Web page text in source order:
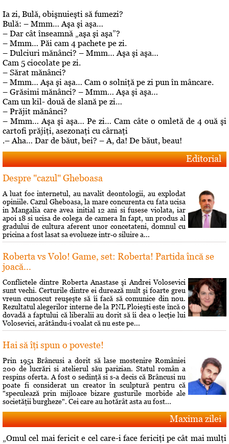
Ia zi, Bulă, obişnuieşti să fumezi?
Bulă: – Mmm… Aşa şi aşa…
– Dar cât înseamnă „aşa şi aşa”?
– Mmm… Păi cam 4 pachete pe zi.
– Dulciuri mănânci? – Mmm… Aşa şi aşa…
Cam 5 ciocolate pe zi.
– Sărat mănânci?
– Mmm… Aşa şi aşa… Cam o solniţă pe zi pun în mâncare.
– Grăsimi mănânci? – Mmm… Aşa şi aşa…
Cam un kil- două de slană pe zi…
– Prăjit mănânci?
– Mmm… Aşa şi aşa… Pe zi… Cam câte o omletă de 4 ouă şi
cartofi prăjiţi, asezonaţi cu cârnaţi
.– Aha… Dar de băut, bei? – A, da! De băut, beau!
Editorial
Despre "cazul" Gheboasa
A luat foc internetul, au navalit deontologii, au explodat
opiniile. Cazul Gheboasa, la mare concurenta cu fata ucisa
in Mangalia care avea initial 12 ani si fusese violata, iar
apoi 18 si ucisa de colega de camera In fapt, un produs al
gradului de cultura aferent unor concetateni, domnul cu
pricina a fost lasat sa evolueze intr-o siluire a...
Roberta vs Volo! Game, set: Roberta! Partida încă se
joacă...
Conflictele dintre Roberta Anastase şi Andrei Volosevici
sunt vechi. Certurile dintre ei durează mult şi foarte greu
vreun cunoscut reuşeşte să îi facă să comunice din nou.
Rezultatul alegerilor interne de la PNL Ploieşti este încă o
dovadă a faptului că liberalii au dorit să îi dea o lecţie lui
Volosevici, arâtându-i voalat că nu este pe...
Hai să îţi spun o poveste!
Prin 1951 Brâncusi a dorit să lase mostenire României
200 de lucrări si atelierul său parizian. Statul român a
respins oferta. A fost o sedinţă si s-a decis că Brâncusi nu
poate fi considerat un creator în sculptură pentru că
"speculează prin mijloace bizare gusturile morbide ale
societăţii burgheze". Cei care au hotărât asta au fost...
Maxima zilei
„Omul cel mai fericit e cel care-i face fericiţi pe cât mai mulţi